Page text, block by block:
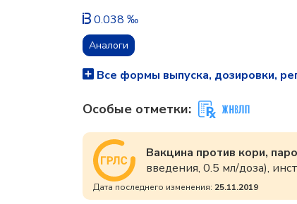
0.038 ‰
Аналоги
Все формы выпуска, дозировки,
Особые отметки:
Вакцина против кори,
введения, 0.5 мл/доза),
Дата последнего изменения: 25.11.2019